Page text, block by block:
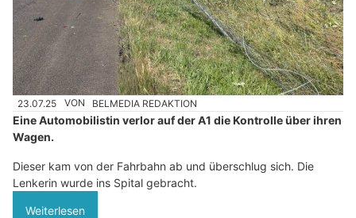
23.07.25 VON BELMEDIA REDAKTION
Eine Automobilistin verlor auf der A1 die Kontrolle über ihren
Wagen.
Dieser kam von der Fahrbahn ab und überschlug sich. Die
Lenkerin wurde ins Spital gebracht.
Weiterlesen